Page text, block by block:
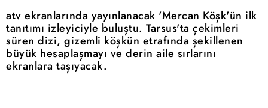
atv ekranlarında yayınlanacak 'Mercan Köşk'ün ilk
tanıtımı izleyiciyle buluştu. Tarsus'ta çekimleri
süren dizi, gizemli köşkün etrafında şekillenen
büyük hesaplaşmayı ve derin aile sırlarını
ekranlara taşıyacak.